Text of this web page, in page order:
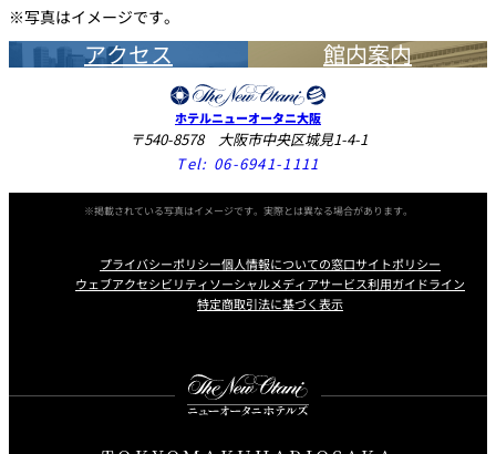
※写真はイメージです。
アクセス 館内案内
ホテルニューオータニ大阪
〒540-8578 大阪市中央区城見1-4-1
Tel: 06-6941-1111
※掲載されている写真はイメージです。実際とは異なる場合があります。
プライバシーポリシー個人情報についての窓口サイトポリシー
ウェブアクセシビリティソーシャルメディアサービス利用ガイドライン
特定商取引法に基づく表示